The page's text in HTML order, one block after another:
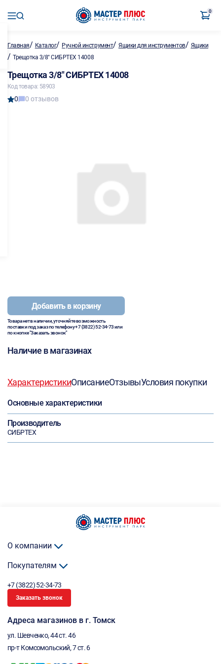
0
Главная/ Каталог/ Ручной инструмент/Ящики для инструментов/ Ящики
/ Трещотка 3/8" СИБРТЕХ 14008
Трещотка 3/8" СИБРТЕХ 14008
Код товара: 58903
0 0 отзывов
Добавить в корзину
Товара нет в наличии, уточняйте возможность
поставки под заказ по телефону+7 (3822) 52-34-73или
по кнопке "Заказать звонок"
Наличие в магазинах
ХарактеристикиОписаниеОтзывыУсловия покупки
Основные характеристики
Производитель
СИБРТЕХ
О компании
Покупателям
+7 (3822) 52-34-73
Заказать звонок
Адреса магазинов в г. Томск
ул. Шевченко, 44 ст. 46
пр-т Комсомольский, 7 ст. 6